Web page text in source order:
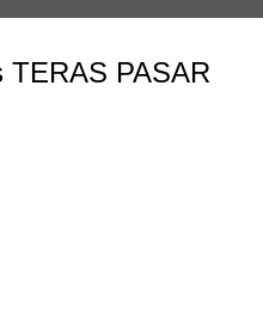
TERAS PASAR